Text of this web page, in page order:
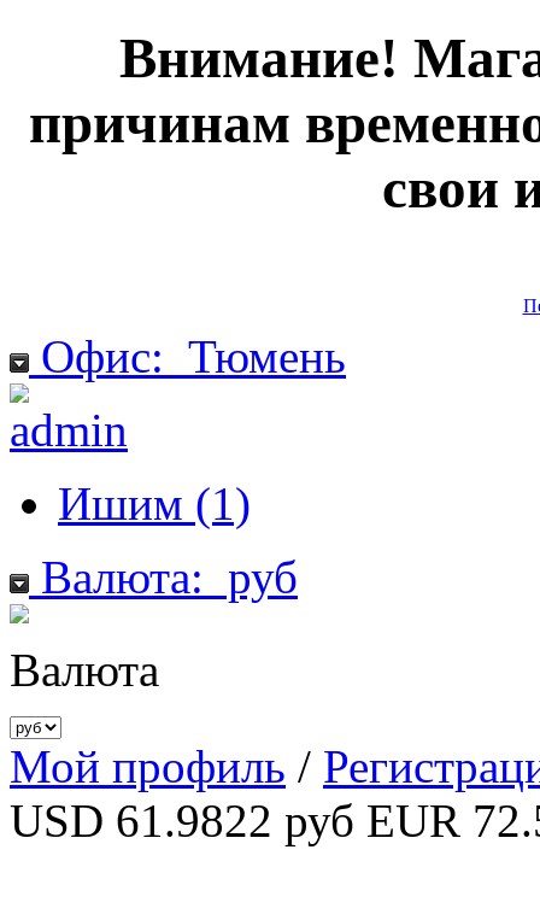
Внимание!
причинам
свои
Офис: Тюмень
Ишим (1)
Валюта: руб
Валюта
Мой профиль /
USD 61.9822 руб EUR